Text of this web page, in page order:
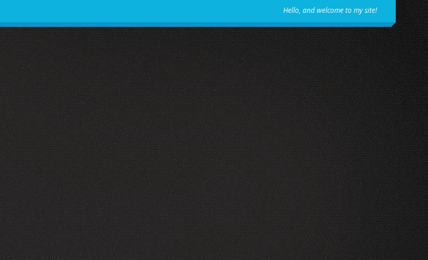
Hello, and welcome to my site!